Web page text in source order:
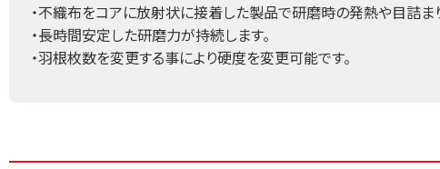
・不織布をコアに放射状に接着した製品で研磨時の発熱や目詰ま
・長時間安定した研磨力が持続します。
・羽根枚数を変更する事により硬度を変更可能です。